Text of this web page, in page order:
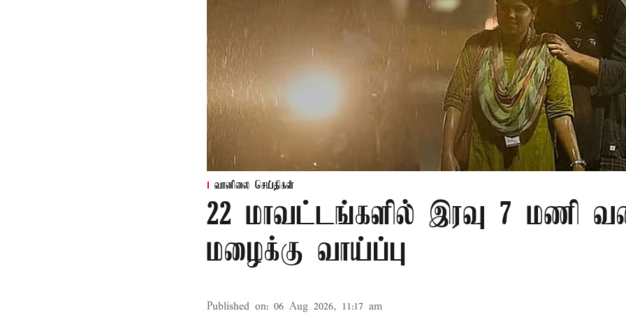
வானிலை செய்திகள்
22 மாவட்டங்களில் இரவு 7 மணி
மழைக்கு வாய்ப்பு
Published on: 06 Aug 2026, 11:17 am